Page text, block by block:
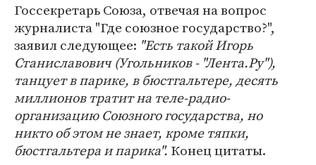
Госсекретарь Союза, отвечая на вопрос
журналиста "Где союзное государство?",
заявил следующее: "Есть такой Игорь
Станиславович (Угольников - "Лента.Ру"),
танцует в парике, в бюстгальтере, десять
миллионов тратит на теле-радио-
организацию Союзного государства, но
никто об этом не знает, кроме тяпки,
бюстгальтера и парика". Конец цитаты.